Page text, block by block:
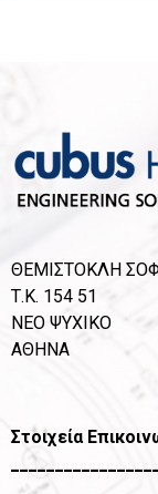
ΘΕΜΙΣΤΟΚΛΗ
Τ.Κ. 154 51
ΝΕΟ ΨΥΧΙΚΟ
ΑΘΗΝΑ
Στοιχεία